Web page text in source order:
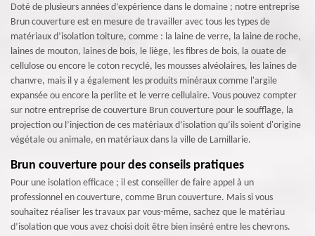
Doté de plusieurs années d’expérience dans le domaine ; notre entreprise
Brun couverture est en mesure de travailler avec tous les types de
matériaux d’isolation toiture, comme : la laine de verre, la laine de roche,
laines de mouton, laines de bois, le liège, les fibres de bois, la ouate de
cellulose ou encore le coton recyclé, les mousses alvéolaires, les laines de
chanvre, mais il y a également les produits minéraux comme l'argile
expansée ou encore la perlite et le verre cellulaire. Vous pouvez compter
sur notre entreprise de couverture Brun couverture pour le soufflage, la
projection ou l’injection de ces matériaux d’isolation qu’ils soient d'origine
végétale ou animale, en matériaux dans la ville de Lamillarie.
Brun couverture pour des conseils pratiques
Pour une isolation efficace ; il est conseiller de faire appel à un
professionnel en couverture, comme Brun couverture. Mais si vous
souhaitez réaliser les travaux par vous-même, sachez que le matériau
d’isolation que vous avez choisi doit être bien inséré entre les chevrons.